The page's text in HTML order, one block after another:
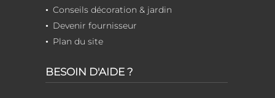
Conseils décoration & jardin
Devenir fournisseur
Plan du site
BESOIN D'AIDE ?